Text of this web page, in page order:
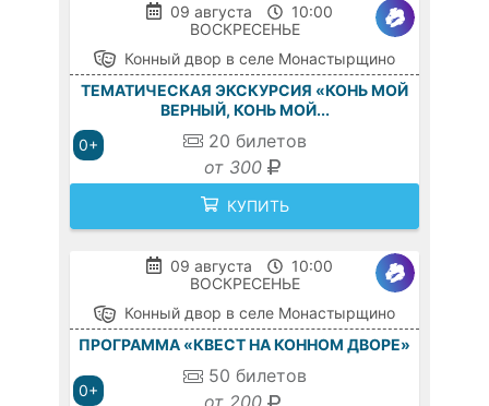
09 августа
10:00
ВОСКРЕСЕНЬЕ
0+
Конный двор в селе Монастырщино
ТЕМАТИЧЕСКАЯ ЭКСКУРСИЯ «КОНЬ МОЙ
ВЕРНЫЙ, КОНЬ МОЙ...
20 билетов
от 300
КУПИТЬ
09 августа
10:00
ВОСКРЕСЕНЬЕ
0+
Конный двор в селе Монастырщино
ПРОГРАММА «КВЕСТ НА КОННОМ ДВОРЕ»
50 билетов